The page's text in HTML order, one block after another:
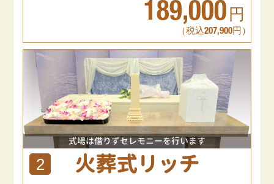
189,000 円
（税込207,900円）
式場は借りずセレモニーを行います
2 火葬式リッチ